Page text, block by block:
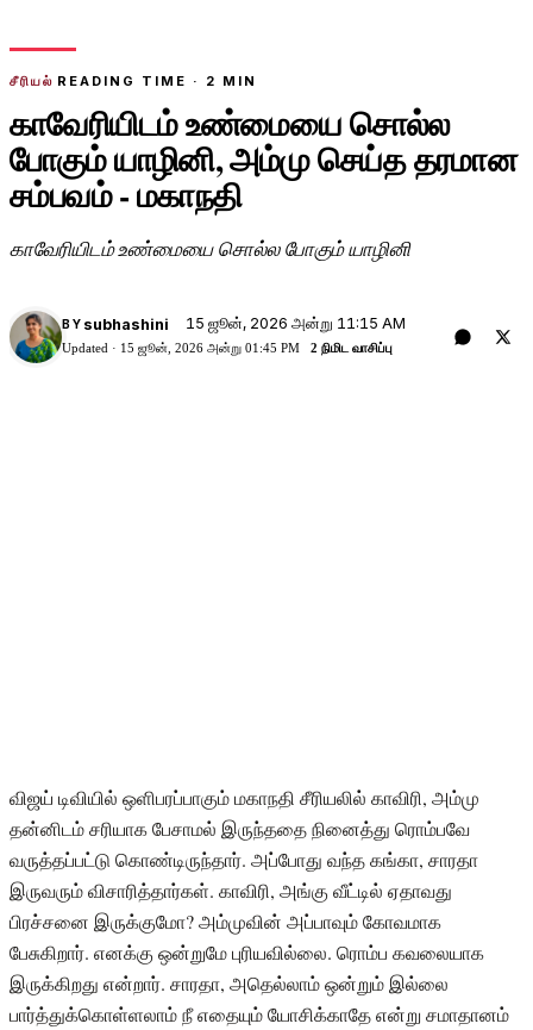
சீரியல் READING TIME · 2 MIN
காவேரியிடம் உண்மையை சொல்ல
போகும் யாழினி, அம்மு செய்த தரமான
சம்பவம் - மகாநதி
காவேரியிடம் உண்மையை சொல்ல போகும் யாழினி
BY subhashini 15 ஜூன், 2026 அன்று 11:15 AM
Updated · 15 ஜூன், 2026 அன்று 01:45 PM 2 நிமிட வாசிப்பு
விஜய் டிவியில் ஒளிபரப்பாகும் மகாநதி சீரியலில் காவிரி, அம்மு
தன்னிடம் சரியாக பேசாமல் இருந்ததை நினைத்து ரொம்பவே
வருத்தப்பட்டு கொண்டிருந்தார். அப்போது வந்த கங்கா, சாரதா
இருவரும் விசாரித்தார்கள். காவிரி, அங்கு வீட்டில் ஏதாவது
பிரச்சனை இருக்குமோ? அம்முவின் அப்பாவும் கோவமாக
பேசுகிறார். எனக்கு ஒன்றுமே புரியவில்லை. ரொம்ப கவலையாக
இருக்கிறது என்றார். சாரதா, அதெல்லாம் ஒன்றும் இல்லை
பார்த்துக்கொள்ளலாம் நீ எதையும் யோசிக்காதே என்று சமாதானம்